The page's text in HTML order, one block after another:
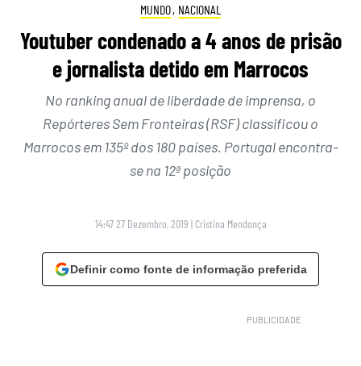
MUNDO, NACIONAL
Youtuber condenado a 4 anos de prisão
e jornalista detido em Marrocos
No ranking anual de liberdade de imprensa, o
Repórteres Sem Fronteiras (RSF) classificou o
Marrocos em 135º dos 180 países. Portugal encontra-
se na 12ª posição
14:47 27 Dezembro, 2019 | Cristina Mendonça
Definir como fonte de informação preferida